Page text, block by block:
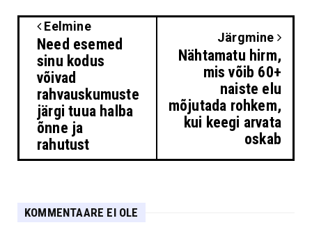
Eelmine
Need esemed
sinu kodus
võivad
rahvauskumuste
järgi tuua halba
õnne ja
rahutust
Järgmine
Nähtamatu hirm,
mis võib 60+
naiste elu
mõjutada rohkem,
kui keegi arvata
oskab
KOMMENTAARE EI OLE